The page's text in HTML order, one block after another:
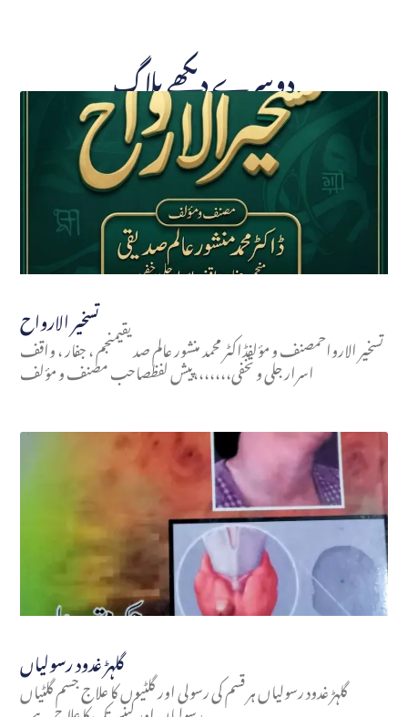
دوسرے دیکھے بلاگ
تسخير الارواح
تسخير الارواحمصنف و مؤلفڈاکٹر محمد منشور عالم صدیقیمنجم ، جفار ، واقف
اسرار جلی و تخفی،،،،،،،پیش لفظصاحب مصنف و مؤلف
گلہڑ غدود رسولیاں
گلہڑ غدود رسولیاں ہر قسم کی رسولی اور گلٹیوں کا علاج جسم گلٹیاں